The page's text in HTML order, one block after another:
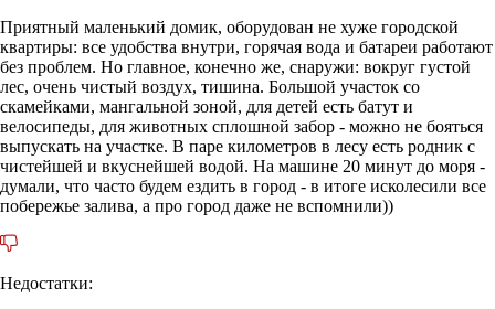
Приятный маленький домик, оборудован не хуже городской
квартиры: все удобства внутри, горячая вода и батареи работают
без проблем. Но главное, конечно же, снаружи: вокруг густой
лес, очень чистый воздух, тишина. Большой участок со
скамейками, мангальной зоной, для детей есть батут и
велосипеды, для животных сплошной забор - можно не бояться
выпускать на участке. В паре километров в лесу есть родник с
чистейшей и вкуснейшей водой. На машине 20 минут до моря -
думали, что часто будем ездить в город - в итоге исколесили все
побережье залива, а про город даже не вспомнили))
Недостатки: